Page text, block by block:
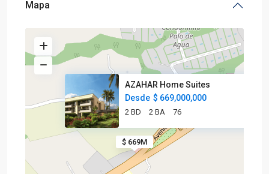
Mapa
$ 669M
AZAHAR Home Suites
Desde $ 669,000,000
2 BD 2 BA 76